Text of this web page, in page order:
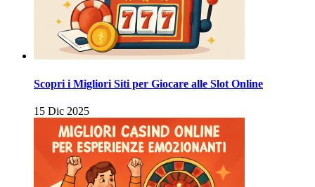
Scopri i Migliori Siti per Giocare alle Slot Online
15 Dic 2025